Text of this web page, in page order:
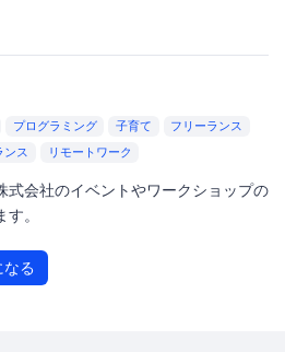
プログラミング 子育て
フリーランス
ンス
リモートワーク
式会社のイベントやワークショップの
。
なる